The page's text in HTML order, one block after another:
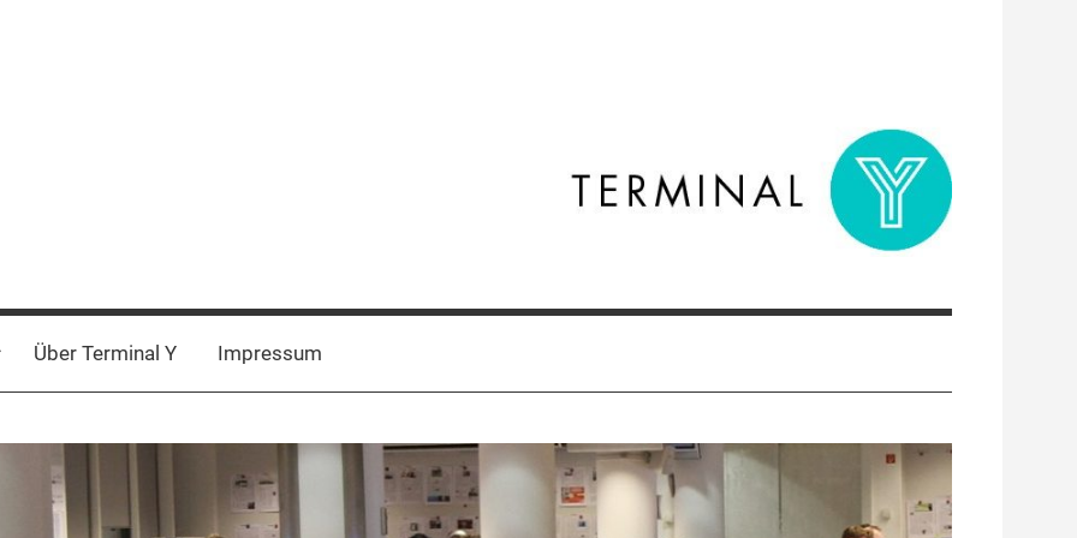
Über Terminal Y Impressum